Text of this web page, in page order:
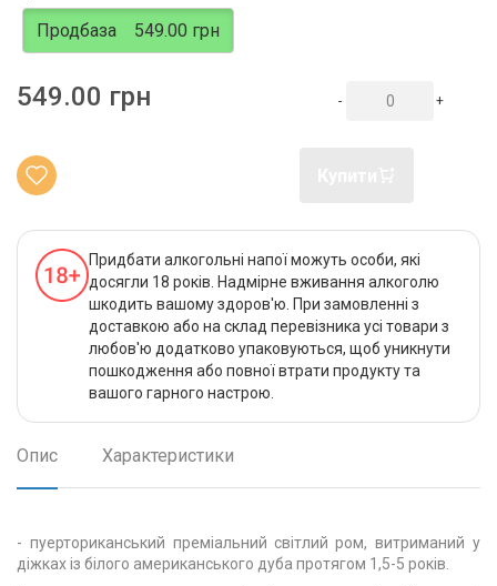
Продбаза 549.00 грн
549.00 грн - +
Придбати алкогольні напої можуть особи, які
досягли 18 років. Надмірне вживання алкоголю
шкодить вашому здоров'ю. При замовленні з
доставкою або на склад перевізника усі товари з
любов'ю додатково упаковуються, щоб уникнути
пошкодження або повної втрати продукту та
вашого гарного настрою.
Опис Характеристики
- пуерториканський преміальний світлий ром, витриманий у
діжках із білого американського дуба протягом 1,5-5 років.